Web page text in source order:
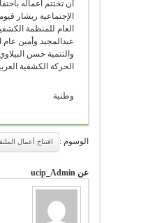
أن تختتم أعماله
الإجتماعية ريشار
العام للمنظمة
عبدالمجيد وأمين
والتنمية حسن
الحركة الكشفية
وطنية
الوسوم : افتتاح أعمال
عن ucip_Admin